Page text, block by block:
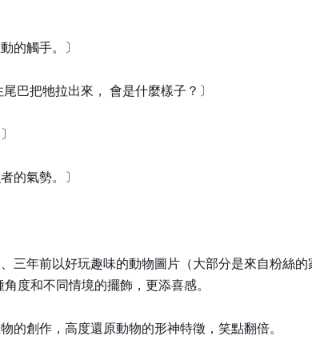
的觸手。〕
巴把牠拉出來， 會是什麼樣子？〕
的氣勢。〕
三年前以好玩趣味的動物圖片（大部分是來自粉絲
度和不同情境的擺飾，更添喜感。
的創作，高度還原動物的形神特徵，笑點翻倍。